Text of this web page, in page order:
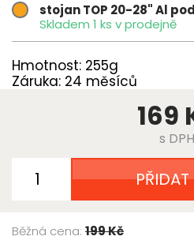
stojan TOP 20-28" Al
Skladem 1 ks v prodejně
Hmotnost: 255g
Záruka: 24 měsíců
169
s DPH
Běžná cena: 199 Kč